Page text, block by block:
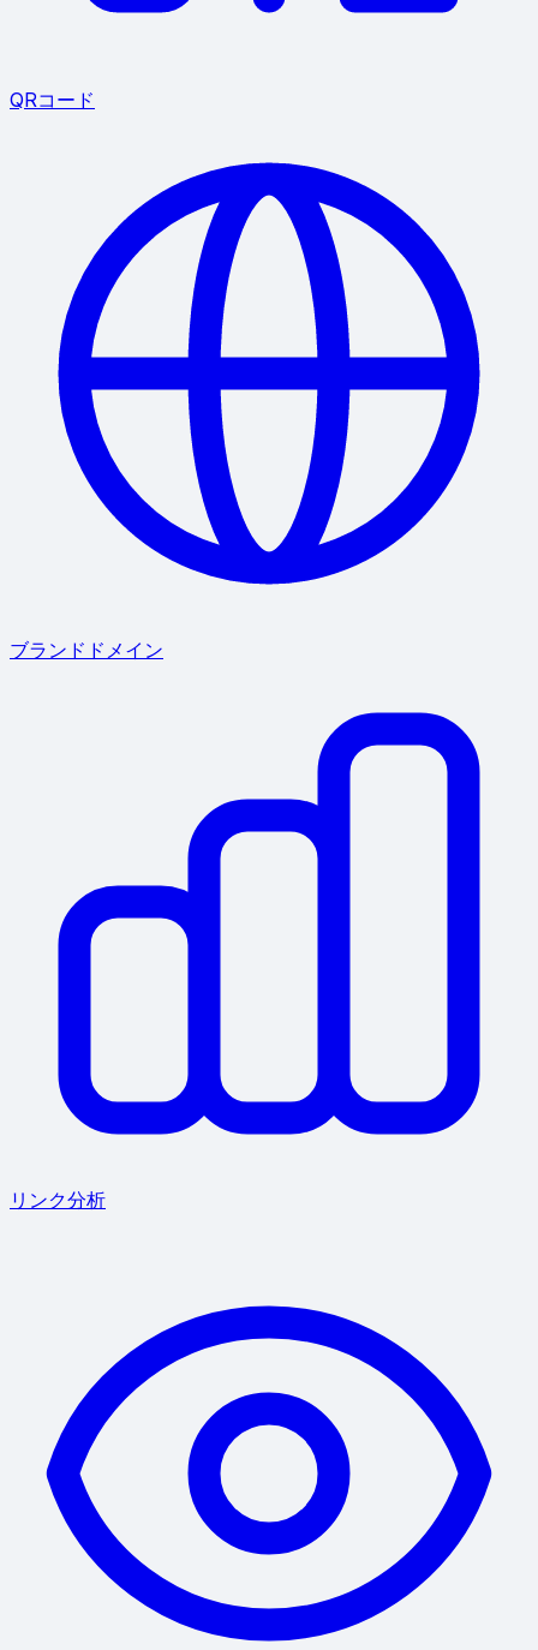
QRコード
ブランドドメイン
リンク分析